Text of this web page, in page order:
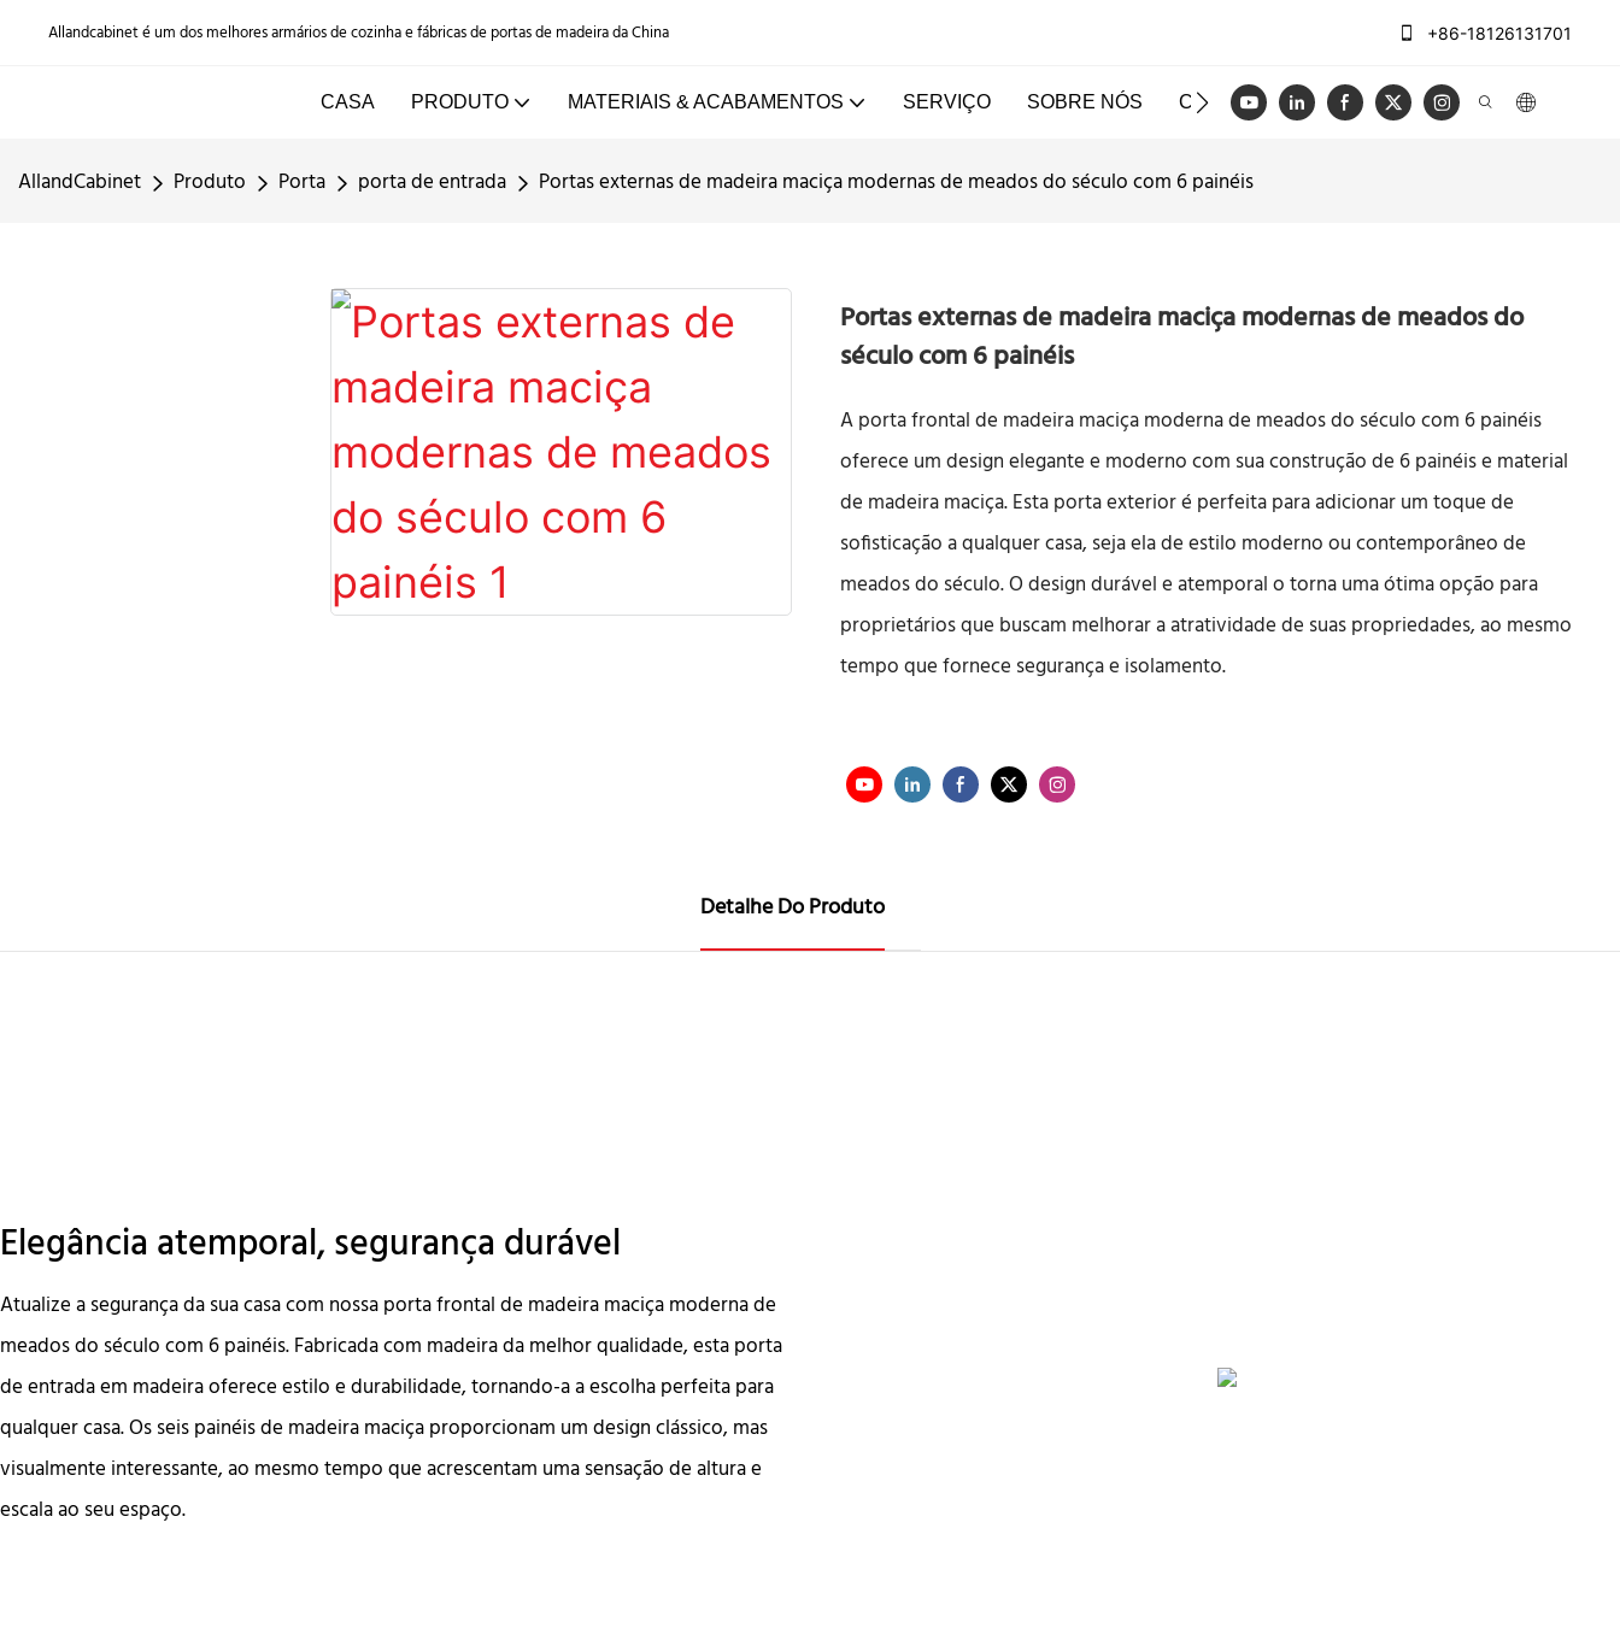
Allandcabinet é um dos melhores armários de cozinha e fábricas de portas de madeira da China +86-18126131701
CASA PRODUTO MATERIAIS & ACABAMENTOS SERVIÇO SOBRE NÓS CASOS BLOG VÍDEO ENTRE EM
AllandCabinet Produto Porta porta de entrada Portas externas de madeira maciça modernas de meados do século com 6 painéis
Portas externas de madeira maciça modernas de meados do
século com 6 painéis
A porta frontal de madeira maciça moderna de meados do século com 6 painéis
oferece um design elegante e moderno com sua construção de 6 painéis e material
de madeira maciça. Esta porta exterior é perfeita para adicionar um toque de
sofisticação a qualquer casa, seja ela de estilo moderno ou contemporâneo de
meados do século. O design durável e atemporal o torna uma ótima opção para
proprietários que buscam melhorar a atratividade de suas propriedades, ao mesmo
tempo que fornece segurança e isolamento.
Detalhe Do Produto
Elegância atemporal, segurança durável
Atualize a segurança da sua casa com nossa porta frontal de madeira maciça moderna de
meados do século com 6 painéis. Fabricada com madeira da melhor qualidade, esta porta
de entrada em madeira oferece estilo e durabilidade, tornando-a a escolha perfeita para
qualquer casa. Os seis painéis de madeira maciça proporcionam um design clássico, mas
visualmente interessante, ao mesmo tempo que acrescentam uma sensação de altura e
escala ao seu espaço.